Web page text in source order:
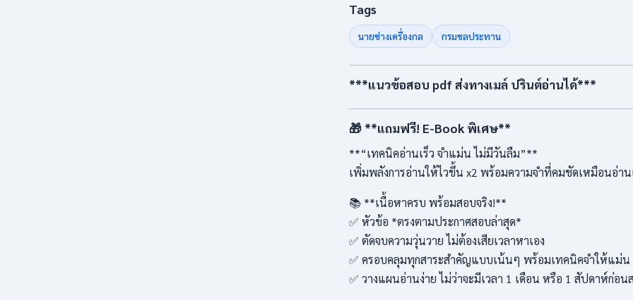
Tags
นายช่างเครื่องกล กรมชลประทาน
***แนวข้อสอบ pdf ส่งทางเมล์ ปรินต์อ่านได้***
🎁 **แถมฟรี! E-Book พิเศษ**
**“เทคนิคอ่านเร็ว จำแม่น ไม่มีวันลืม”**
เพิ่มพลังการอ่านให้ไวขึ้น x2 พร้อมความจำที่คมชัดเหมือนอ่าน
📚 **เนื้อหาครบ พร้อมสอบจริง!**
✅ หัวข้อ *ตรงตามประกาศสอบล่าสุด*
✅ ตัดจบความวุ่นวาย ไม่ต้องเสียเวลาหาเอง
✅ ครอบคลุมทุกสาระสำคัญแบบเน้นๆ พร้อมเทคนิคจำให้แม่น
✅ วางแผนอ่านง่าย ไม่ว่าจะมีเวลา 1 เดือน หรือ 1 สัปดาห์ก่อ